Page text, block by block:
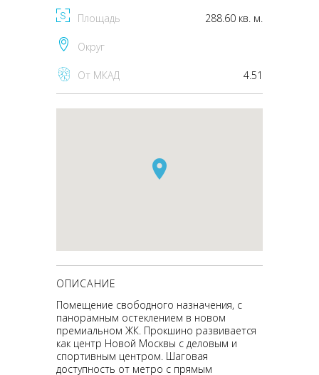
Площадь 288.60 кв. м.
Округ
От МКАД 4.51
ОПИСАНИЕ
Помещение свободного назначения, с
панорамным остеклением в новом
премиальном ЖК. Прокшино развивается
как центр Новой Москвы с деловым и
спортивным центром. Шаговая
доступность от метро с прямым